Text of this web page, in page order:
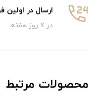
ارسال در
در 7 روز هفته
محصولات مرتبط